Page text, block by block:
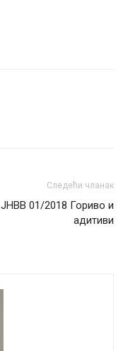
Следећи чланак
ЈНВВ 01/2018 Гориво и
адитиви